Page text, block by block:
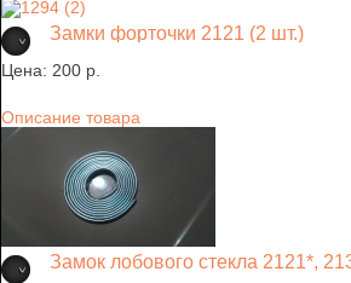
Замки форточки 2121 (2 шт.)
Цена: 200 p.
Описание товара
Замок лобового стекла 2121*,